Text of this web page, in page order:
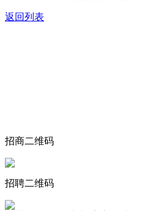
返回列表
招商二维码
招聘二维码